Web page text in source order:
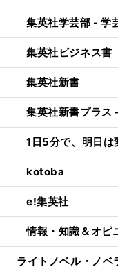
集英社学芸部 - 学
集英社ビジネス書
集英社新書
集英社新書プラス
1日5分で、明日
kotoba
e!集英社
情報・知識＆オ
ライトノベル・ノベ